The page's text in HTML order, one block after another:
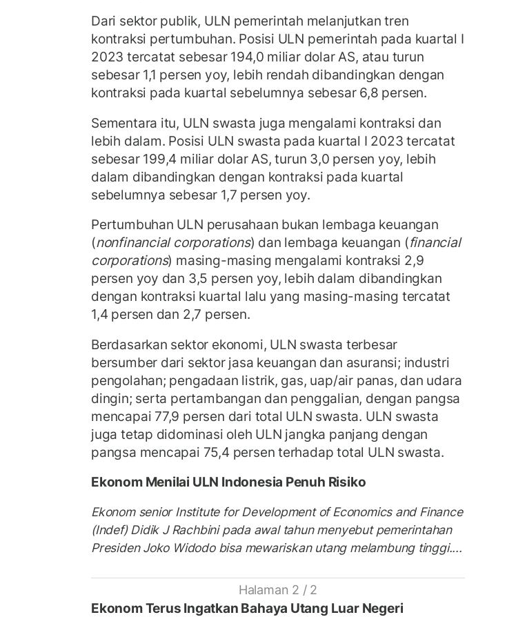
Dari sektor publik, ULN pemerintah melanjutkan tren
kontraksi pertumbuhan. Posisi ULN pemerintah pada kuartal I
2023 tercatat sebesar 194,0 miliar dolar AS, atau turun
sebesar 1,1 persen yoy, lebih rendah dibandingkan dengan
kontraksi pada kuartal sebelumnya sebesar 6,8 persen.
Sementara itu, ULN swasta juga mengalami kontraksi dan
lebih dalam. Posisi ULN swasta pada kuartal I 2023 tercatat
sebesar 199,4 miliar dolar AS, turun 3,0 persen yoy, lebih
dalam dibandingkan dengan kontraksi pada kuartal
sebelumnya sebesar 1,7 persen yoy.
Pertumbuhan ULN perusahaan bukan lembaga keuangan
(nonfinancial corporations) dan lembaga keuangan (financial
corporations) masing-masing mengalami kontraksi 2,9
persen yoy dan 3,5 persen yoy, lebih dalam dibandingkan
dengan kontraksi kuartal lalu yang masing-masing tercatat
1,4 persen dan 2,7 persen.
Berdasarkan sektor ekonomi, ULN swasta terbesar
bersumber dari sektor jasa keuangan dan asuransi; industri
pengolahan; pengadaan listrik, gas, uap/air panas, dan udara
dingin; serta pertambangan dan penggalian, dengan pangsa
mencapai 77,9 persen dari total ULN swasta. ULN swasta
juga tetap didominasi oleh ULN jangka panjang dengan
pangsa mencapai 75,4 persen terhadap total ULN swasta.
Ekonom Menilai ULN Indonesia Penuh Risiko
Ekonom senior Institute for Development of Economics and Finance
(Indef) Didik J Rachbini pada awal tahun menyebut pemerintahan
Presiden Joko Widodo bisa mewariskan utang melambung tinggi....
Halaman 2 / 2
Ekonom Terus Ingatkan Bahaya Utang Luar Negeri